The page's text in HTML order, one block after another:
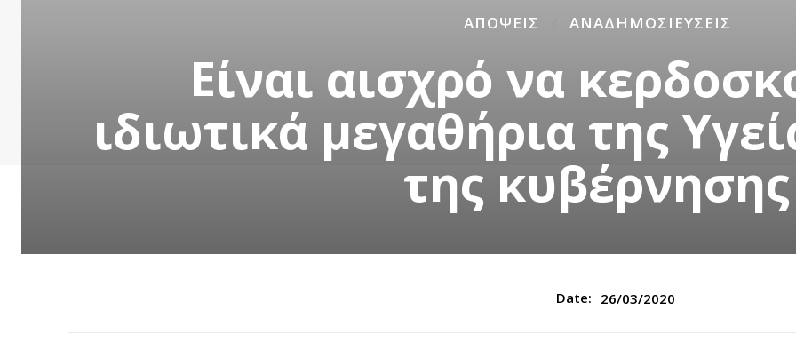
ΑΠΌΨΕΙΣ ΑΝΑΔΗΜΟΣΙΕΎΣΕΙΣ
Είναι αισχρό να
ιδιωτικά μεγαθήρια της
της κυβέρνησης
Date: 26/03/2020